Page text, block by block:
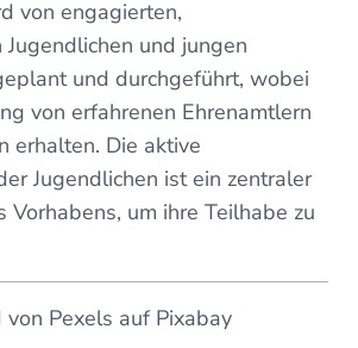
von engagierten,
und jungen
und durchgeführt, wobei
von erfahrenen Ehrenamtlern
erhalten. Die aktive
Jugendlichen ist ein zentraler
Vorhabens, um ihre Teilhabe zu
Pexels auf Pixabay